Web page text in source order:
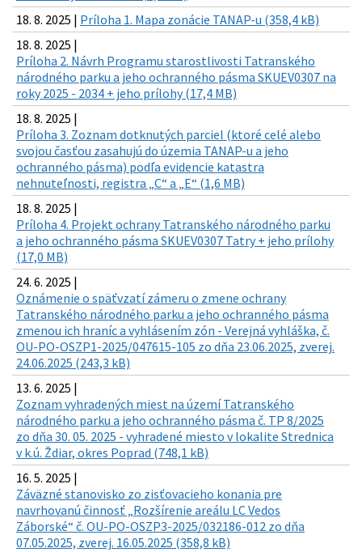
18. 8. 2025 | Príloha 1. Mapa zonácie TANAP-u (358,4 kB)
18. 8. 2025 |
Príloha 2. Návrh Programu starostlivosti Tatranského
národného parku a jeho ochranného pásma SKUEV0307 na
roky 2025 - 2034 + jeho prílohy (17,4 MB)
18. 8. 2025 |
Príloha 3. Zoznam dotknutých parciel (ktoré celé alebo
svojou časťou zasahujú do územia TANAP-u a jeho
ochranného pásma) podľa evidencie katastra
nehnuteľnosti, registra „C“ a „E“ (1,6 MB)
18. 8. 2025 |
Príloha 4. Projekt ochrany Tatranského národného parku
a jeho ochranného pásma SKUEV0307 Tatry + jeho prílohy
(17,0 MB)
24. 6. 2025 |
Oznámenie o späťvzatí zámeru o zmene ochrany
Tatranského národného parku a jeho ochranného pásma
zmenou ich hraníc a vyhlásením zón - Verejná vyhláška, č.
OU-PO-OSZP1-2025/047615-105 zo dňa 23.06.2025, zverej.
24.06.2025 (243,3 kB)
13. 6. 2025 |
Zoznam vyhradených miest na území Tatranského
národného parku a jeho ochranného pásma č. TP 8/2025
zo dňa 30. 05. 2025 - vyhradené miesto v lokalite Strednica
v k.ú. Ždiar, okres Poprad (748,1 kB)
16. 5. 2025 |
Záväzné stanovisko zo zisťovacieho konania pre
navrhovanú činnosť „Rozšírenie areálu LC Vedos
Záborské“ č. OU-PO-OSZP3-2025/032186-012 zo dňa
07.05.2025, zverej. 16.05.2025 (358,8 kB)